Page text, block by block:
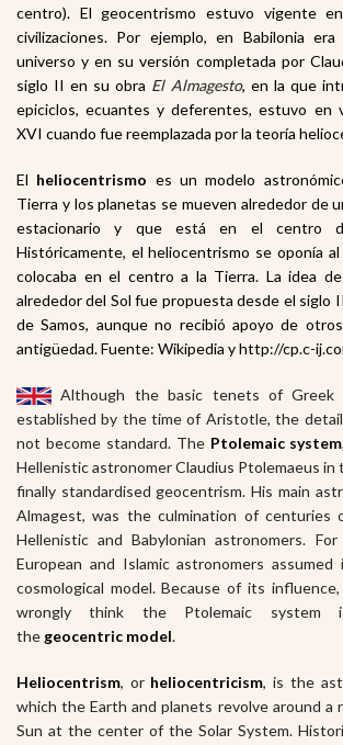
centro). El geocentrismo estuvo vigente
civilizaciones. Por ejemplo, en Babilonia
universo y en su versión completada por
siglo II en su obra El Almagesto, en la que
epiciclos, ecuantes y deferentes, estuvo en
XVI cuando fue reemplazada por la teoría
El heliocentrismo es un modelo
Tierra y los planetas se mueven alrededor de
estacionario y que está en el centro
Históricamente, el heliocentrismo se oponía
colocaba en el centro a la Tierra. La idea
alrededor del Sol fue propuesta desde el siglo
de Samos, aunque no recibió apoyo de
antigüedad. Fuente: Wikipedia y http://cp.c-
Although the basic tenets of Greek
established by the time of Aristotle, the
not become standard. The Ptolemaic system
Hellenistic astronomer Claudius Ptolemaeus in
finally standardised geocentrism. His main
Almagest, was the culmination of centuries
Hellenistic and Babylonian astronomers.
European and Islamic astronomers
cosmological model. Because of its
wrongly think the Ptolemaic system
the geocentric model.
Heliocentrism, or heliocentricism, is the
which the Earth and planets revolve around a
Sun at the center of the Solar System.